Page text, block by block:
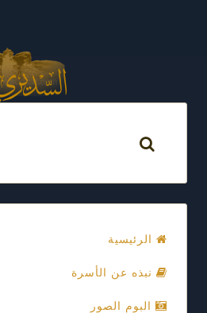
الرئيسية
نبذه عن الأسرة
البوم الصور